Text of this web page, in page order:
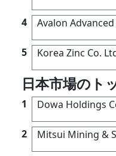
4 Avalon
5 Korea Zinc Co.
日本市場のト
1 Dowa Holdings
2 Mitsui Mining &